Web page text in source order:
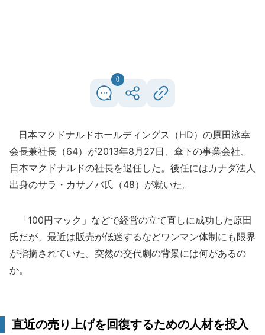
0
日本マクドナルドホールディングス（HD）の原田泳幸
会長兼社長（64）が2013年8月27日、傘下の事業会社、
日本マクドナルドの社長を退任した。後任にはカナダ法人
出身のサラ・カサノバ氏（48）が就いた。
「100円マック」などで経営の立て直しに成功した原田
氏だが、最近は販売が低迷するなどワンマン体制にも限界
が指摘されていた。突然の交代劇の背景には何があるの
か。
直近の売り上げを回復するための人材を投入